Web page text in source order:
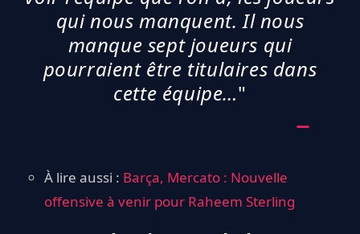
qui nous manquent. Il nous
manque sept joueurs qui
pourraient être titulaires dans
cette équipe…"
À lire aussi : Barça, Mercato : Nouvelle
offensive à venir pour Raheem Sterling